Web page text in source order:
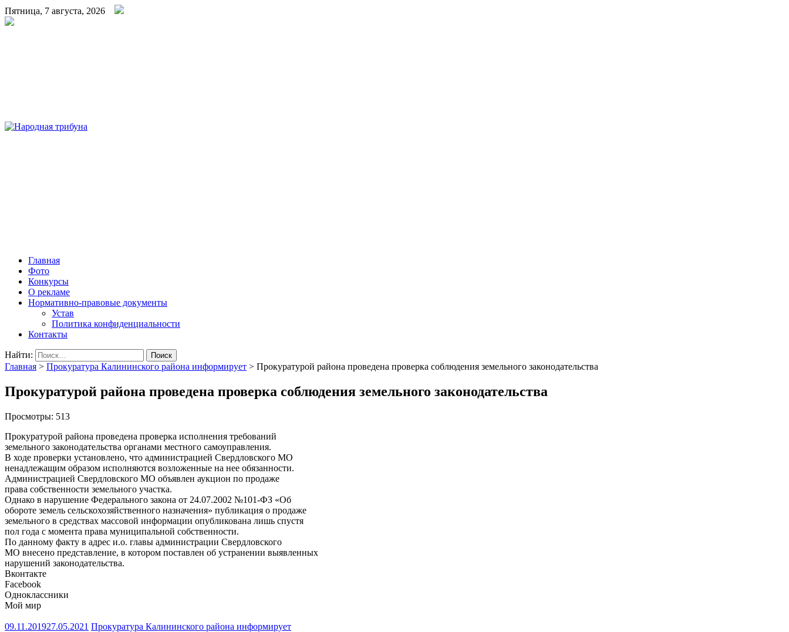
Пятница, 7 августа, 2026
Главная
Фото
Конкурсы
О рекламе
Нормативно-правовые документы
Устав
Политика конфиденциальности
Контакты
Найти:
Главная > Прокуратура Калининского района информирует > Прокуратурой района проведена проверка соблюдения земельного законодательства
Прокуратурой района проведена проверка соблюдения земельного законодательства
Просмотры: 513
Прокуратурой района проведена проверка исполнения требований
земельного законодательства органами местного самоуправления.
В ходе проверки установлено, что администрацией Свердловского МО
ненадлежащим образом исполняются возложенные на нее обязанности.
Администрацией Свердловского МО объявлен аукцион по продаже
права собственности земельного участка.
Однако в нарушение Федерального закона от 24.07.2002 №101-ФЗ «Об
обороте земель сельскохозяйственного назначения» публикация о продаже
земельного в средствах массовой информации опубликована лишь спустя
пол года с момента права муниципальной собственности.
По данному факту в адрес и.о. главы администрации Свердловского
МО внесено представление, в котором поставлен об устранении выявленных
нарушений законодательства.
Вконтакте
Facebook
Одноклассники
Мой мир
09.11.201927.05.2021 Прокуратура Калининского района информирует